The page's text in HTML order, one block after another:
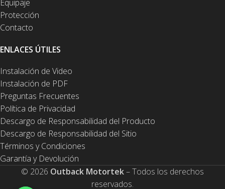
Equipaje
Protección
Contacto
ENLACES ÚTILES
Instalación de Video
Instalación de PDF
Preguntas Frecuentes
Política de Privacidad
Descargo de Responsabilidad del Producto
Descargo de Responsabilidad del Sitio
Términos y Condiciones
Garantía y Devolución
© 2026 Outback Motortek– Todos los derechos
reservados.